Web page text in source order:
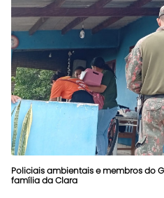
Policiais ambientais e membros do
família da Clara